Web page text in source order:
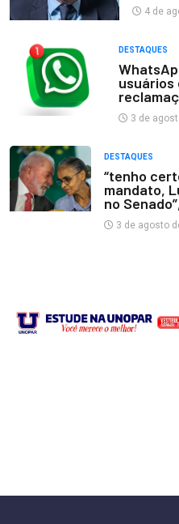
4 de
DESTAQUES
usuários
3 de
DESTAQUES
“tenho
mandato,
no
3 de agosto